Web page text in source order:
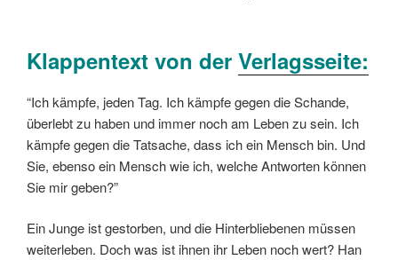
Klappentext von der Verlagsseite:
“Ich kämpfe, jeden Tag. Ich kämpfe gegen die Schande,
überlebt zu haben und immer noch am Leben zu sein. Ich
kämpfe gegen die Tatsache, dass ich ein Mensch bin. Und
Sie, ebenso ein Mensch wie ich, welche Antworten können
Sie mir geben?”
Ein Junge ist gestorben, und die Hinterbliebenen müssen
weiterleben. Doch was ist ihnen ihr Leben noch wert? Han